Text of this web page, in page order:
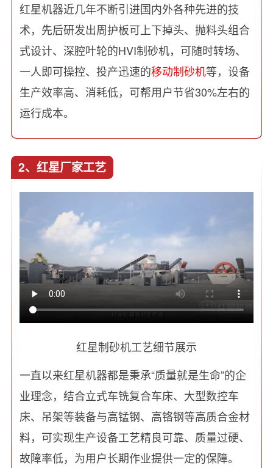
红星机器近几年不断引进国内外各种先进的技
术，先后研发出周护板可上下掉头、抛料头组合
式设计、深腔叶轮的HVI制砂机，可随时转场、
一人即可操控、投产迅速的移动制砂机等，设备
生产效率高、消耗低，可帮用户节省30%左右的
运行成本。
2、红星厂家工艺
红星制砂机工艺细节展示
一直以来红星机器都是秉承“质量就是生命”的企
业理念，结合立式车铣复合车床、大型数控车
床、吊架等装备与高锰钢、高铬钢等高质合金材
料，可实现生产设备工艺精良可靠、质量过硬、
故障率低，为用户长期作业提供一定的保障。